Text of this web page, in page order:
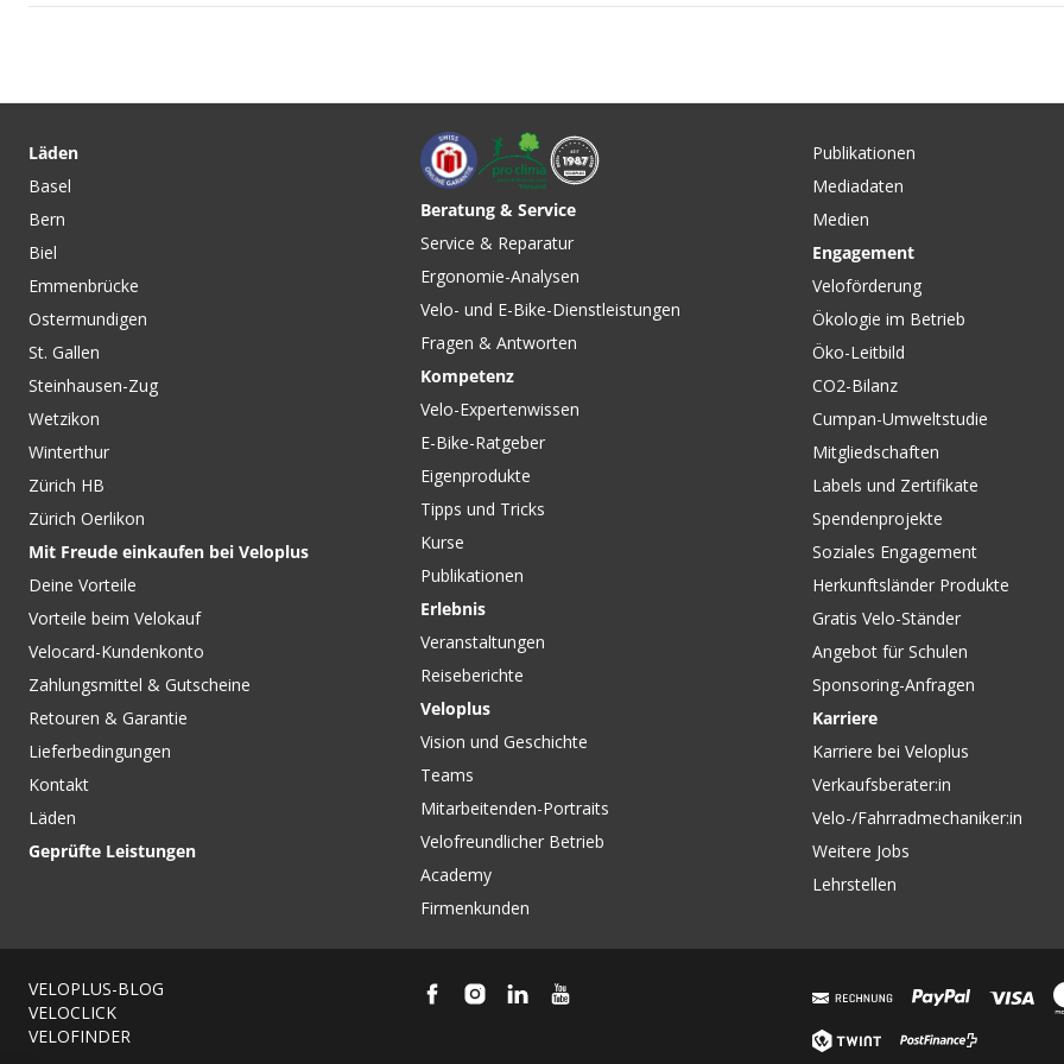
Laderampe faltbar / schwarz
EPOS Reparatur-Halter
Werkzeugablage für
Heckträger / schwarz von
CHF 109.00
TRAVEL ROAD + BIKE SL,
Velo-Transporttasche /
schwarz / 185x92.5cm von
VELOPLUS SWISS DESIGN
CHF 129.00
Transporttasche / petrol /
180x92.5cm von VELOPLUS
SWISS DESIGN
BIKE RACK COVER MTB /
Läden
Basel
Bern
Biel
Emmenbrücke
Ostermundigen
St. Gallen
Steinhausen-Zug
Wetzikon
Winterthur
Zürich HB
Zürich Oerlikon
Mit Freude einkaufen bei Veloplus
Deine Vorteile
Vorteile beim Velokauf
Velocard-Kundenkonto
Zahlungsmittel & Gutscheine
Retouren & Garantie
Lieferbedingungen
Kontakt
Läden
Geprüfte Leistungen
Beratung & Service
Service & Reparatur
Ergonomie-Analysen
Velo- und E-Bike-Dienstleistungen
Fragen & Antworten
Kompetenz
Velo-Expertenwissen
E-Bike-Ratgeber
Eigenprodukte
Tipps und Tricks
Kurse
Publikationen
Erlebnis
Veranstaltungen
Reiseberichte
Veloplus
Vision und Geschichte
Teams
Mitarbeitenden-Portraits
Velofreundlicher Betrieb
Academy
Firmenkunden
Publikationen
Mediadaten
Medien
Engagement
Veloförderung
Ökologie im Betrieb
Öko-Leitbild
CO2-Bilanz
Cumpan-Umweltstudie
Mitgliedschaften
Labels und Zertifikate
Spendenprojekte
Soziales Engagement
Herkunftsländer Produkte
Gratis Velo-Ständer
Angebot für Schulen
Sponsoring-Anfragen
Karriere
Karriere bei Veloplus
Verkaufsberater:in
Velo-/Fahrradmechaniker:in
Weitere Jobs
Lehrstellen
VELOPLUS-BLOG
VELOCLICK
VELOFINDER